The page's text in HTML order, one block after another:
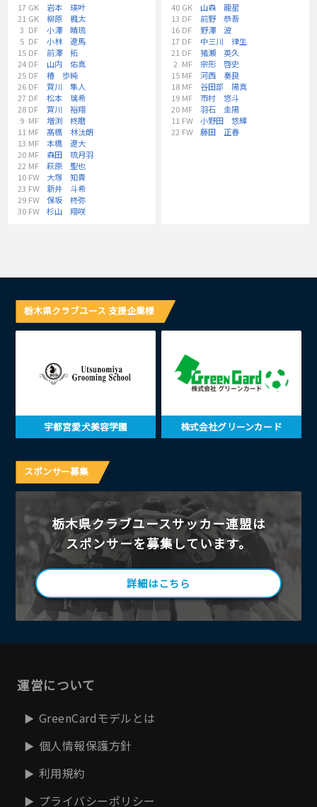
17 GK
岩本 瑛叶
21 GK
柳原 楓太
3 DF
小澤 晴琉
5 DF
小林 遼馬
15 DF
前澤 拓
24 DF
山内 佑真
25 DF
椿 歩純
26 DF
賀川 隼人
27 DF
松本 璃希
28 DF
賀川 裕翔
9 MF
増渕 柊磨
11 MF
髙橋 林汰朗
13 MF
本橋 遼大
20 MF
森田 琉月羽
22 MF
萩原 聖也
10 FW
大塚 知貴
23 FW
新井 斗希
29 FW
保坂 柊弥
30 FW 杉山 翔咲
40 GK
山森 龍星
13 DF
前野 恭吾
16 DF
野澤 波
17 DF
中三川 律生
21 DF
猪瀬 英久
2 MF
宗形 啓史
15 MF
河西 奏良
18 MF
谷田部 陽真
19 MF
市村 悠斗
20 MF
羽石 圭陽
11 FW
小野田 悠輝
22 FW 藤田 正春
栃木県クラブユース 支援企業様
宇都宮愛犬美容学園 株式会社グリーンカード
スポンサー募集
栃木県クラブユースサッカー連盟は
スポンサーを募集しています。
詳細はこちら
運営について
GreenCardモデルとは
個人情報保護方針
利用規約
プライバシーポリシー